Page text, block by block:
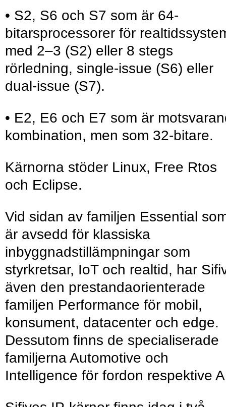
• S2, S6 och S7 som är 64-
bitarsprocessorer för
med 2–3 (S2) eller 8 stegs
rörledning, single-issue (S6) eller
dual-issue (S7).
• E2, E6 och E7 som är
kombination, men som 32-bitare.
Kärnorna stöder Linux, Free Rtos
och Eclipse.
Vid sidan av familjen Essential
är avsedd för klassiska
inbyggnadstillämpningar som
styrkretsar, IoT och realtid, har
även den prestandaorienterade
familjen Performance för mobil,
konsument, datacenter och edge.
Dessutom finns de specialiserade
familjerna Automotive och
Intelligence för fordon respektive